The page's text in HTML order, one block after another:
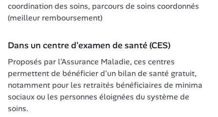
coordination des soins, parcours de soins coordonnés
(meilleur remboursement)
Dans un centre d'examen de santé (CES)
Proposés par l'Assurance Maladie, ces centres
permettent de bénéficier d'un bilan de santé gratuit,
notamment pour les retraités bénéficiaires de minima
sociaux ou les personnes éloignées du système de
soins.